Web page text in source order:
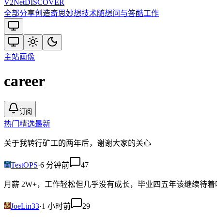
V2Net DISCOVER
全部分享创造奇思妙想技术随想问与答酷工作
主站画像
career
订阅
热门 精选最新
关于我转行矿工的两年后，谢谢大家的关心
TestOPS·6 分钟前 47
月薪 2W+，工作轻松但几乎没有成长，毕业四五年该继续待着
JoeLin33·1 小时前 29